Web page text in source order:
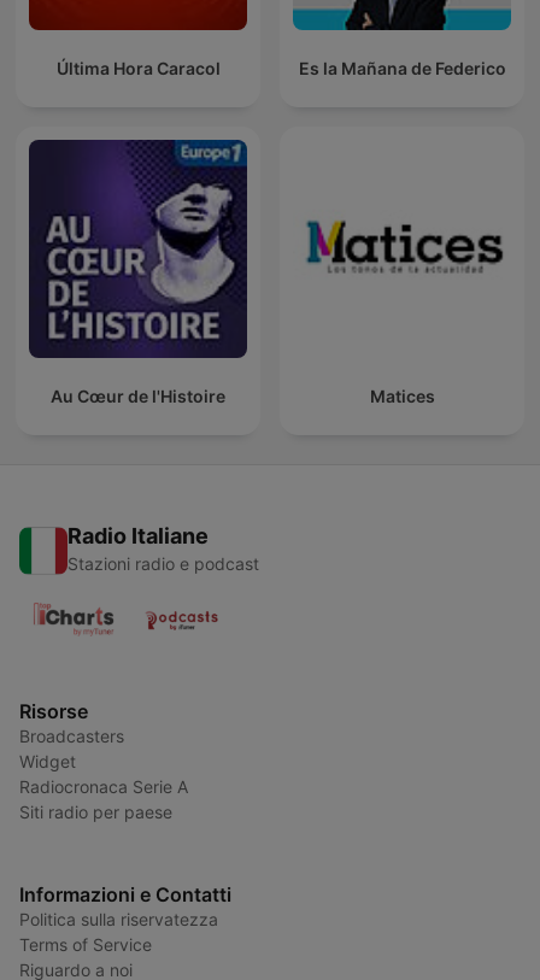
Última Hora Caracol Es la Mañana de Federico
Au Cœur de l'Histoire Matices
Radio Italiane
Stazioni radio e podcast
Risorse
Broadcasters
Widget
Radiocronaca Serie A
Siti radio per paese
Informazioni e Contatti
Politica sulla riservatezza
Terms of Service
Riguardo a noi